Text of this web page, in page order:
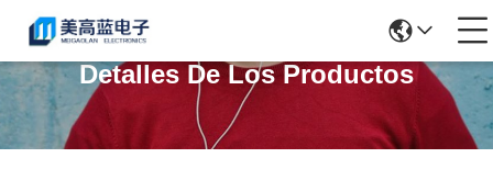
Detalles De Los Productos